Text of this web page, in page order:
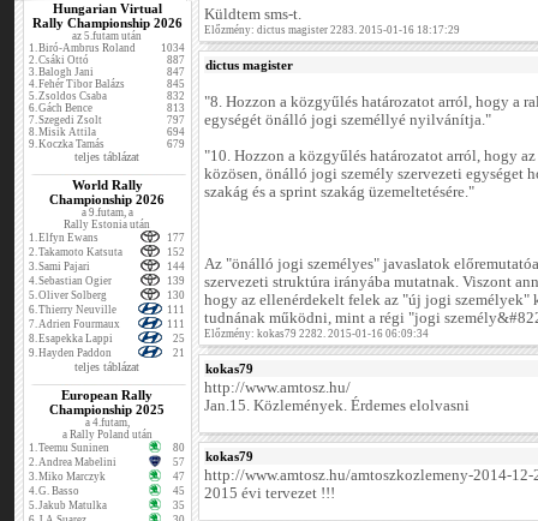
Hungarian Virtual
Rally Championship 2026
az 5.futam után
1.Biró-Ambrus Roland
1034
2.Csáki Ottó
887
3.Balogh Jani
847
4.Fehér Tibor Balázs
845
5.Zsoldos Csaba
832
6.Gách Bence
813
7.Szegedi Zsolt
797
8.Misik Attila
694
9.Koczka Tamás 679
teljes táblázat
World Rally
Championship 2026
a 9.futam, a
Rally Estonia után
1.Elfyn Ewans
177
2.Takamoto Katsuta
152
3.Sami Pajari
144
4.Sebastian Ogier
139
5.Oliver Solberg
130
6.Thierry Neuville
111
7.Adrien Fourmaux
111
8.Esapekka Lappi
25
9.Hayden Paddon 21
teljes táblázat
European Rally
Championship 2025
a 4.futam,
a Rally Poland után
1.Teemu Suninen
80
2.Andrea Mabelini
57
3.Miko Marczyk
47
4.G. Basso
45
5.Jakub Matulka
35
Küldtem sms-t.
Előzmény: dictus magister 2283. 2015-01-16 18:17:29
dictus magister
"8. Hozzon a közgyűlés határozatot arról, hogy a
egységét önálló jogi személlyé nyilvánítja."
"10. Hozzon a közgyűlés határozatot arról, hogy
közösen, önálló jogi személy szervezeti egységet
szakág és a sprint szakág üzemeltetésére."
Az "önálló jogi személyes" javaslatok
szervezeti struktúra irányába mutatnak. Viszont
hogy az ellenérdekelt felek az "új jogi személyek"
tudnának működni, mint a régi "jogi
Előzmény: kokas79 2282. 2015-01-16 06:09:34
kokas79
http://www.amtosz.hu/
Jan.15. Közlemények. Érdemes elolvasni
kokas79
http://www.amtosz.hu/amtoszkozlemeny-2014-12-
2015 évi tervezet !!!